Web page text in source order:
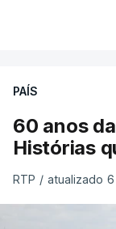
PAÍS
60 anos
Histórias
RTP / atualizado 6